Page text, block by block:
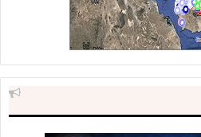
الأطراف.